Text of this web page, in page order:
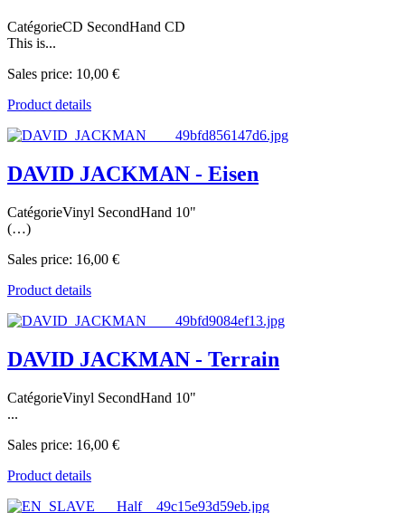
CatégorieCD SecondHand CD
This is...
Sales price: 10,00 €
Product details
DAVID JACKMAN - Eisen
CatégorieVinyl SecondHand 10"
(…)
Sales price: 16,00 €
Product details
DAVID JACKMAN - Terrain
CatégorieVinyl SecondHand 10"
...
Sales price: 16,00 €
Product details